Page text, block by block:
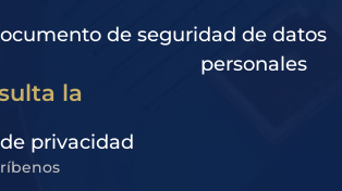
de seguridad de datos
personales
la
privacidad